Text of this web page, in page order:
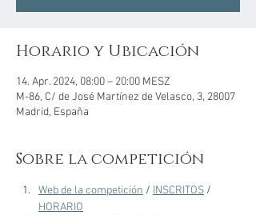
Horario y Ubicación
14. Apr. 2024, 08:00 – 20:00 MESZ
M-86, C/ de José Martínez de Velasco, 3, 28007
Madrid, España
Sobre la competición
Web de la competición / INSCRITOS /
HORARIO